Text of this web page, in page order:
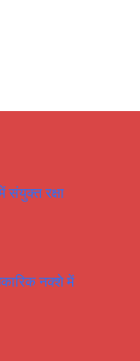
रक्षा
नक्शे में